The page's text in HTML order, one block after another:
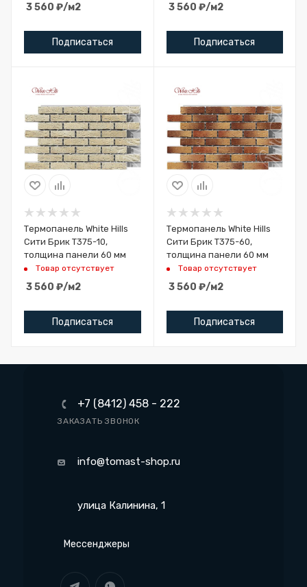
3 560 ₽/м2
Подписаться
3 560 ₽/м2
Подписаться
Термопанель White Hills
Сити Брик Т375-10,
толщина панели 60 мм
Товар отсутствует
3 560 ₽/м2
Подписаться
Термопанель White Hills
Сити Брик Т375-60,
толщина панели 60 мм
Товар отсутствует
3 560 ₽/м2
Подписаться
+7 (8412) 458 - 222
ЗАКАЗАТЬ ЗВОНОК
info@tomast-shop.ru
улица Калинина, 1
Мессенджеры